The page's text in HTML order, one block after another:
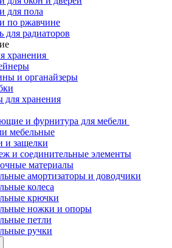
для пола
по ржавчине
для радиаторов
хранения
и органайзеры
для хранения
и фурнитура для мебели
мебельные
и защелки
и соединительные элементы
материалы
амортизаторы и доводчики
колеса
крючки
ножки и опоры
петли
ручки